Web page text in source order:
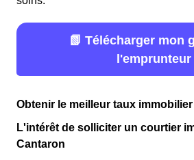
📗 Télécharger mon
l'emprunteur
Obtenir le meilleur taux
L'intérêt de solliciter un courtier
Cantaron